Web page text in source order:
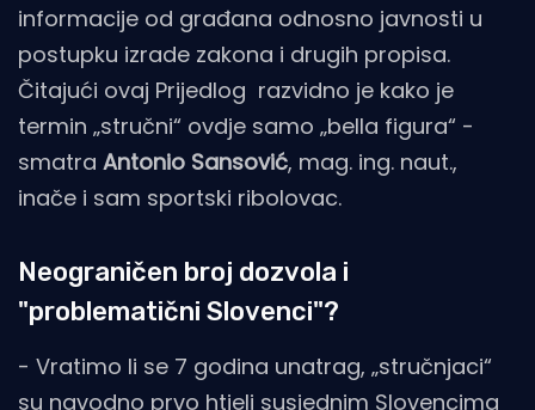
informacije od građana odnosno javnosti u
postupku izrade zakona i drugih propisa.
Čitajući ovaj Prijedlog razvidno je kako je
termin „stručni“ ovdje samo „bella figura“ -
smatra Antonio Sansović, mag. ing. naut.,
inače i sam sportski ribolovac.
Neograničen broj dozvola i
"problematični Slovenci"?
- Vratimo li se 7 godina unatrag, „stručnjaci“
su navodno prvo htjeli susjednim Slovencima